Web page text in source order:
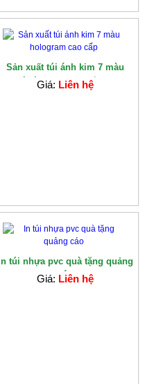
Sản xuất túi ánh kim 7 màu
hologram cao c�...
Giá: Liên hệ
In túi nhựa pvc quà tặng quảng
cáo
Giá: Liên hệ